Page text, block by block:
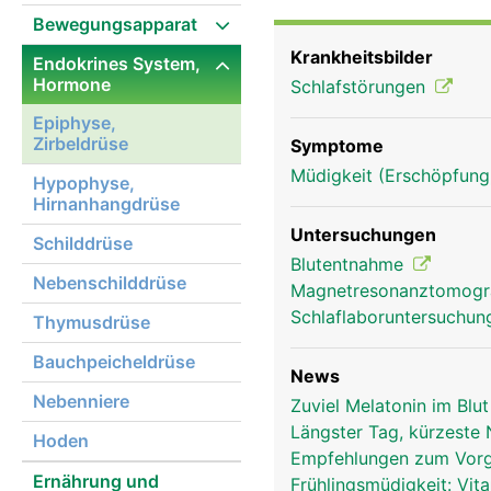
Bewegungsapparat
Endokrines System,
Hormone
Epiphyse,
Zirbeldrüse
Hypophyse,
Hirnanhangdrüse
Schilddrüse
Nebenschilddrüse
Thymusdrüse
Bauchpeicheldrüse
Nebenniere
Hoden
Ernährung und
Schlaf-Wach-
anderem den Eintritt
anderer Hormondrüsen
Geschlechtsdrüsen,
Antioxidans - vielfach
Krankheitsbilder
Schlafstörungen
Symptome
Müdigkeit
Untersuchungen
Blutentnahme
News
Zuviel Melatonin im
Längster Tag, kürzeste
Empfehlungen zum
Frühlingsmüdigkeit: